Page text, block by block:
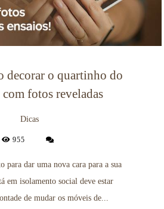
decorar o quartinho do
fotos reveladas
Dicas
955
para dar uma nova cara para a sua
em isolamento social deve estar
de mudar os móveis de...